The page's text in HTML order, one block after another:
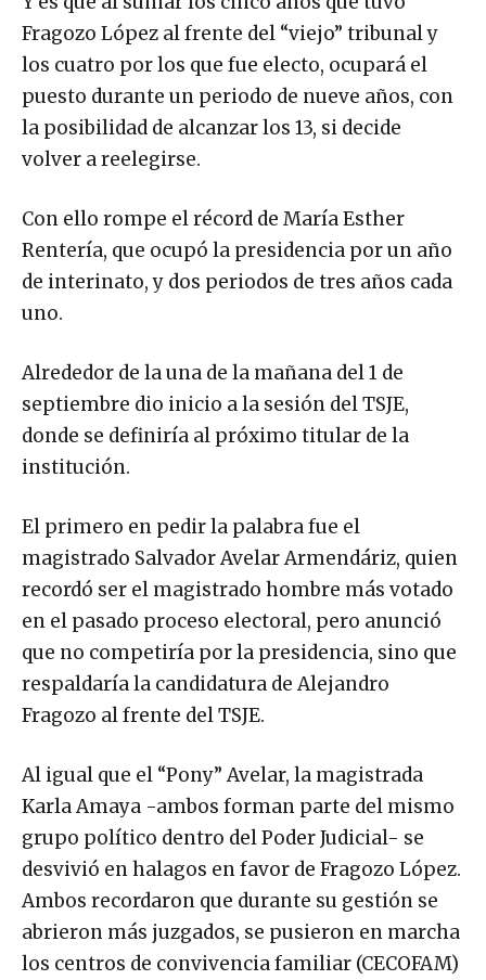
Fragozo López al frente del “viejo” tribunal y
los cuatro por los que fue electo, ocupará el
puesto durante un periodo de nueve años, con
la posibilidad de alcanzar los 13, si decide
volver a reelegirse.
Con ello rompe el récord de María Esther
Rentería, que ocupó la presidencia por un año
de interinato, y dos periodos de tres años cada
uno.
Alrededor de la una de la mañana del 1 de
septiembre dio inicio a la sesión del TSJE,
donde se definiría al próximo titular de la
institución.
El primero en pedir la palabra fue el
magistrado Salvador Avelar Armendáriz, quien
recordó ser el magistrado hombre más votado
en el pasado proceso electoral, pero anunció
que no competiría por la presidencia, sino que
respaldaría la candidatura de Alejandro
Fragozo al frente del TSJE.
Al igual que el “Pony” Avelar, la magistrada
Karla Amaya -ambos forman parte del mismo
grupo político dentro del Poder Judicial- se
desvivió en halagos en favor de Fragozo López.
Ambos recordaron que durante su gestión se
abrieron más juzgados, se pusieron en marcha
los centros de convivencia familiar (CECOFAM)